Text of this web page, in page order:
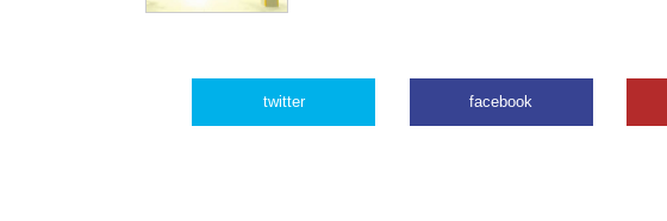
twitter facebook